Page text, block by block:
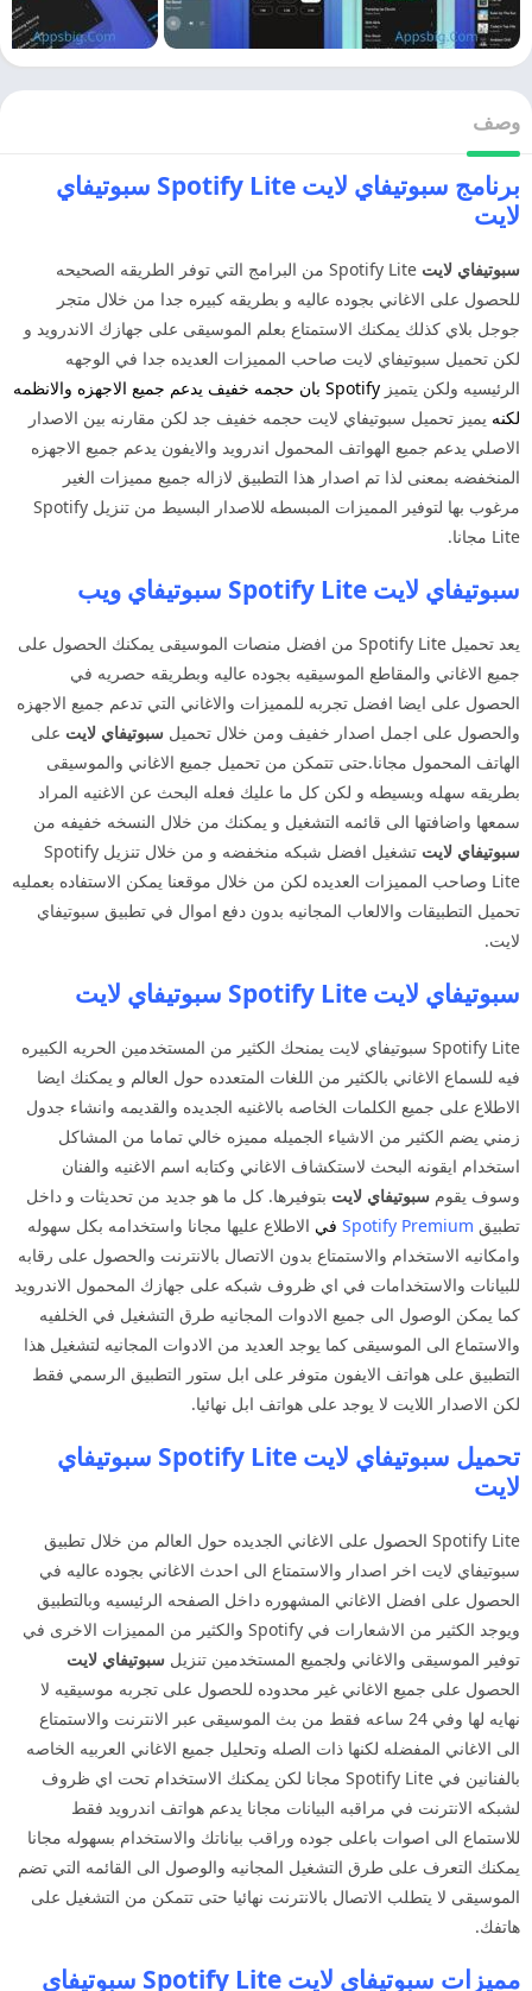
وصف
برنامج سبوتيفاي لايت Spotify Lite سبوتيفاي
لايت
سبوتيفاي لايت
Spotify Lite من البرامج التي توفر الطريقه الصحيحه
للحصول على الاغاني بجوده عاليه و بطريقه كبيره جدا من خلال متجر
جوجل بلاي كذلك يمكنك الاستمتاع بعلم الموسيقى على جهازك الاندرويد و
لكن تحميل سبوتيفاي لايت صاحب المميزات العديده جدا في الوجهه
الرئيسيه ولكن يتميز Spotify بان حجمه خفيف يدعم جميع الاجهزه والانظمه
لكنه يميز تحميل سبوتيفاي لايت حجمه خفيف جد لكن مقارنه بين الاصدار
الاصلي يدعم جميع الهواتف المحمول اندرويد والايفون يدعم جميع الاجهزه
المنخفضه بمعنى لذا تم اصدار هذا التطبيق لازاله جميع مميزات الغير
مرغوب بها لتوفير المميزات المبسطه للاصدار البسيط من تنزيل Spotify
Lite مجانا.
سبوتيفاي لايت Spotify Lite سبوتيفاي ويب
يعد تحميل Spotify Lite من افضل منصات الموسيقى يمكنك الحصول على
جميع الاغاني والمقاطع الموسيقيه بجوده عاليه وبطريقه حصريه في
الحصول على ايضا افضل تجربه للمميزات والاغاني التي تدعم جميع الاجهزه
والحصول على اجمل اصدار خفيف ومن خلال تحميل سبوتيفاي لايت على
الهاتف المحمول مجانا.حتى تتمكن من تحميل جميع الاغاني والموسيقى
بطريقه سهله وبسيطه و لكن كل ما عليك فعله البحث عن الاغنيه المراد
سمعها واضافتها الى قائمه التشغيل و يمكنك من خلال النسخه خفيفه من
سبوتيفاي لايت
تشغيل افضل شبكه منخفضه و من خلال تنزيل Spotify
Lite وصاحب المميزات العديده لكن من خلال موقعنا يمكن الاستفاده بعمليه
تحميل التطبيقات والالعاب المجانيه بدون دفع اموال في تطبيق سبوتيفاي
لايت.
سبوتيفاي لايت Spotify Lite سبوتيفاي لايت
Spotify Lite سبوتيفاي لايت يمنحك الكثير من المستخدمين الحريه الكبيره
فيه للسماع الاغاني بالكثير من اللغات المتعدده حول العالم و يمكنك ايضا
الاطلاع على جميع الكلمات الخاصه بالاغنيه الجديده والقديمه وانشاء جدول
زمني يضم الكثير من الاشياء الجميله مميزه خالي تماما من المشاكل
استخدام ايقونه البحث لاستكشاف الاغاني وكتابه اسم الاغنيه والفنان
وسوف يقوم سبوتيفاي لايت بتوفيرها. كل ما هو جديد من تحديثات و داخل
تطبيق Spotify Premium في الاطلاع عليها مجانا واستخدامه بكل سهوله
وامكانيه الاستخدام والاستمتاع بدون الاتصال بالانترنت والحصول على رقابه
للبيانات والاستخدامات في اي ظروف شبكه على جهازك المحمول الاندرويد
كما يمكن الوصول الى جميع الادوات المجانيه طرق التشغيل في الخلفيه
والاستماع الى الموسيقى كما يوجد العديد من الادوات المجانيه لتشغيل هذا
التطبيق على هواتف الايفون متوفر على ابل ستور التطبيق الرسمي فقط
لكن الاصدار اللايت لا يوجد على هواتف ابل نهائيا.
تحميل سبوتيفاي لايت Spotify Lite سبوتيفاي
لايت
Spotify Lite الحصول على الاغاني الجديده حول العالم من خلال تطبيق
سبوتيفاي لايت اخر اصدار والاستمتاع الى احدث الاغاني بجوده عاليه في
الحصول على افضل الاغاني المشهوره داخل الصفحه الرئيسيه وبالتطبيق
ويوجد الكثير من الاشعارات في Spotify والكثير من المميزات الاخرى في
توفير الموسيقى والاغاني ولجميع المستخدمين تنزيل سبوتيفاي لايت
الحصول على جميع الاغاني غير محدوده للحصول على تجربه موسيقيه لا
نهايه لها وفي 24 ساعه فقط من بث الموسيقى عبر الانترنت والاستمتاع
الى الاغاني المفضله لكنها ذات الصله وتحليل جميع الاغاني العربيه الخاصه
بالفنانين في Spotify Lite مجانا لكن يمكنك الاستخدام تحت اي ظروف
لشبكه الانترنت في مراقبه البيانات مجانا يدعم هواتف اندرويد فقط
للاستماع الى اصوات باعلى جوده وراقب بياناتك والاستخدام بسهوله مجانا
يمكنك التعرف على طرق التشغيل المجانيه والوصول الى القائمه التي تضم
الموسيقى لا يتطلب الاتصال بالانترنت نهائيا حتى تتمكن من التشغيل على
هاتفك.
مميزات سبوتيفاي لايت Spotify Lite سبوتيفاي